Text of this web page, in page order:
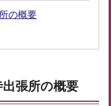
の概要
張所の概要